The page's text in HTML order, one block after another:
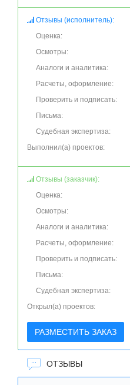
Отзывы (исполнитель):
Оценка:
Осмотры:
Аналоги и аналитика:
Расчеты, оформление:
Проверить и подписать:
Письма:
Судебная экспертиза:
Выполнил(а) проектов:
Отзывы (заказчик):
Оценка:
Осмотры:
Аналоги и аналитика:
Расчеты, оформление:
Проверить и подписать:
Письма:
Судебная экспертиза:
Открыл(а) проектов:
РАЗМЕСТИТЬ ЗАКАЗ
ОТЗЫВЫ